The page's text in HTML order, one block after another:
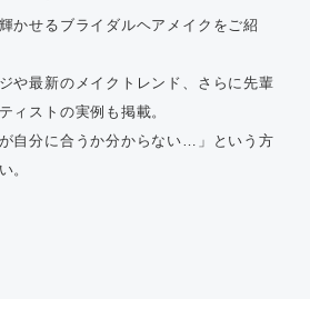
かせるブライダルヘアメイクをご紹
や最新のメイクトレンド、さらに先輩
ィストの実例も掲載。
自分に合うか分からない…」という方
。